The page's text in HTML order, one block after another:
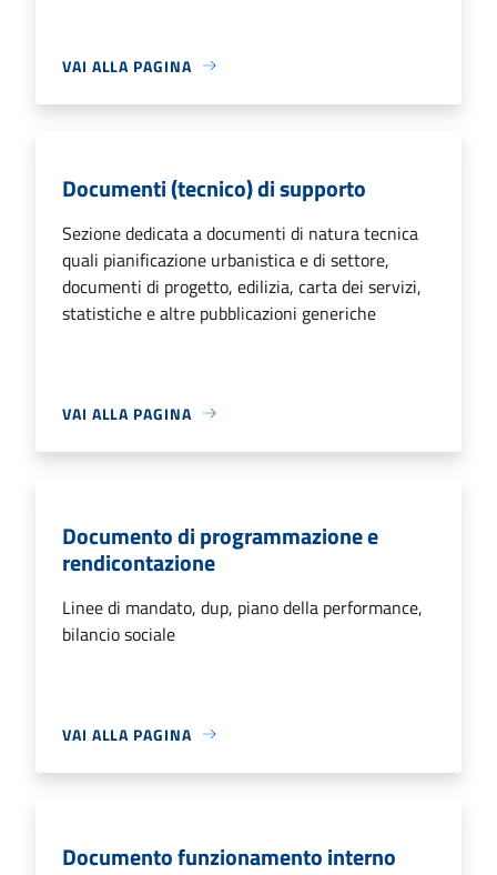
VAI ALLA PAGINA
Documenti (tecnico) di supporto
Sezione dedicata a documenti di natura tecnica
quali pianificazione urbanistica e di settore,
documenti di progetto, edilizia, carta dei servizi,
statistiche e altre pubblicazioni generiche
VAI ALLA PAGINA
Documento di programmazione e
rendicontazione
Linee di mandato, dup, piano della performance,
bilancio sociale
VAI ALLA PAGINA
Documento funzionamento interno